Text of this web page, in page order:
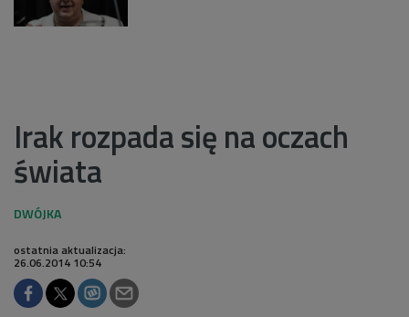
Irak rozpada się na oczach
świata
ostatnia aktualizacja:
26.06.2014 10:54